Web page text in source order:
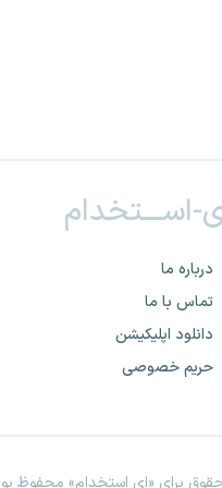
اســـتخدام
درباره ما
تماس با ما
دانلود اپلیکیشن
حریم خصوصی
برای «ای استخدام» محفوظ